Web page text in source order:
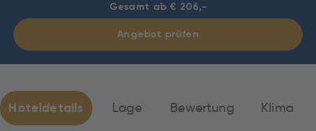
Gesamt ab € 206,-
Angebot prüfen
Hoteldetails Lage Bewertung Klima